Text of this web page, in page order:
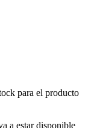
para el producto
a estar disponible